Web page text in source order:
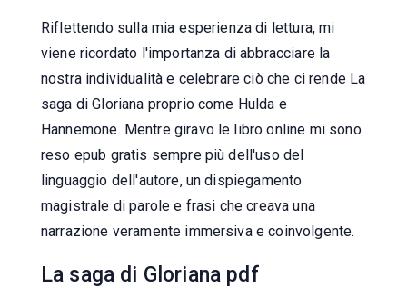
Riflettendo sulla mia esperienza di lettura, mi
viene ricordato l'importanza di abbracciare la
nostra individualità e celebrare ciò che ci rende La
saga di Gloriana proprio come Hulda e
Hannemone. Mentre giravo le libro online mi sono
reso epub gratis sempre più dell'uso del
linguaggio dell'autore, un dispiegamento
magistrale di parole e frasi che creava una
narrazione veramente immersiva e coinvolgente.
La saga di Gloriana pdf